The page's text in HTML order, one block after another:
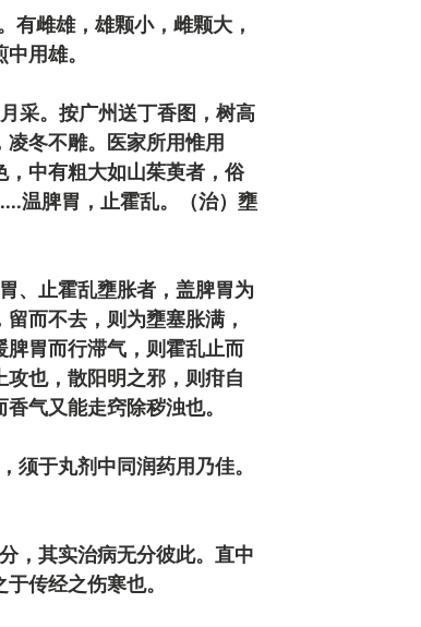
有雌雄，雄颗小，雌颗大，
中用雄。
采。按广州送丁香图，树高
冬不雕。医家所用惟用
中有粗大如山茱萸者，俗
温脾胃，止霍乱。（治）壅
、止霍乱壅胀者，盖脾胃为
而不去，则为壅塞胀满，
脾胃而行滞气，则霍乱止而
也，散阳明之邪，则疳自
气又能走窍除秽浊也。
须于丸剂中同润药用乃佳。
，其实治病无分彼此。直中
传经之伤寒也。